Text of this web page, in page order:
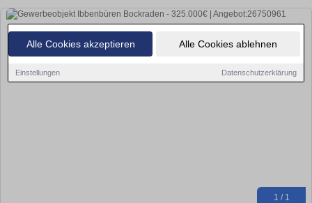
Alle Cookies akzeptieren Alle Cookies ablehnen
Einstellungen Datenschutzerklärung
1 / 1